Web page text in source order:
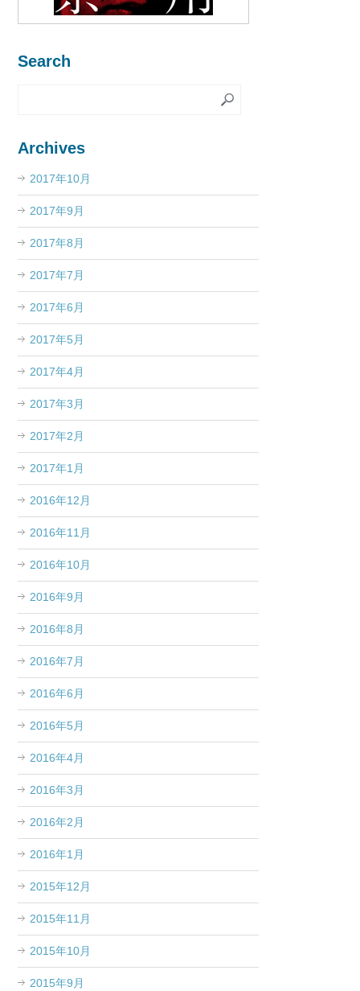
Search
Archives
2017年10月
2017年9月
2017年8月
2017年7月
2017年6月
2017年5月
2017年4月
2017年3月
2017年2月
2017年1月
2016年12月
2016年11月
2016年10月
2016年9月
2016年8月
2016年7月
2016年6月
2016年5月
2016年4月
2016年3月
2016年2月
2016年1月
2015年12月
2015年11月
2015年10月
2015年9月